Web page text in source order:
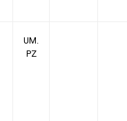
UM.
PZ